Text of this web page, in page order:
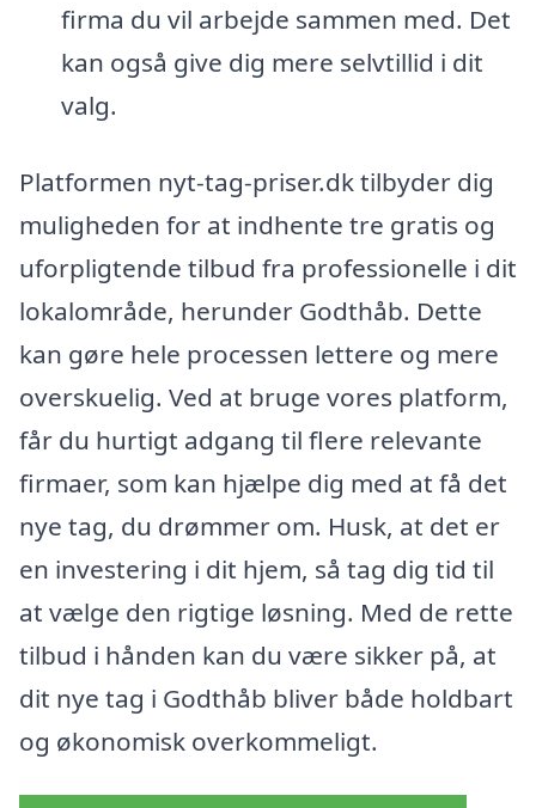
firma du vil arbejde sammen med. Det
kan også give dig mere selvtillid i dit
valg.
Platformen nyt-tag-priser.dk tilbyder dig
muligheden for at indhente tre gratis og
uforpligtende tilbud fra professionelle i dit
lokalområde, herunder Godthåb. Dette
kan gøre hele processen lettere og mere
overskuelig. Ved at bruge vores platform,
får du hurtigt adgang til flere relevante
firmaer, som kan hjælpe dig med at få det
nye tag, du drømmer om. Husk, at det er
en investering i dit hjem, så tag dig tid til
at vælge den rigtige løsning. Med de rette
tilbud i hånden kan du være sikker på, at
dit nye tag i Godthåb bliver både holdbart
og økonomisk overkommeligt.